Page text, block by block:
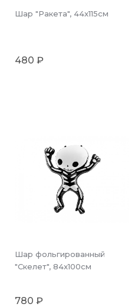
Шар "Ракета", 44x115см
480 ₽
Шар фольгированный
"Скелет", 84x100cм
780 ₽